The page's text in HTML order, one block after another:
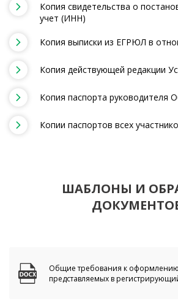
Копия свидетельства о
учет (ИНН)
Копия выписки из ЕГРЮЛ в
Копия действующей редакции
Копия паспорта руководителя
Копии паспортов всех
ШАБЛОНЫ И
Общие требования к
представляемых в